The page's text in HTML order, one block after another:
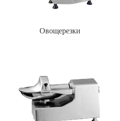
Овощерезки